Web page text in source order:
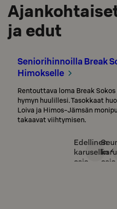
ja edut
Seniorihinnoilla Break
Himokselle
Rentouttava loma Break
hymyn huulillesi. Tasokkaat
Loiva ja Himos-Jämsän
takaavat viihtymisen.
Edellinen
karusellin
osio
osio